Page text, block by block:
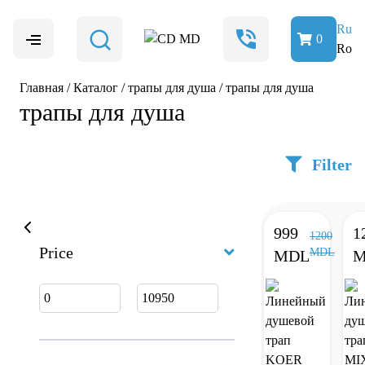
0
Ru
Ro
Главная / Каталог / трапы для душа / трапы для душа
трапы для душа
Filter
Price
999
MDL
1200
MDL